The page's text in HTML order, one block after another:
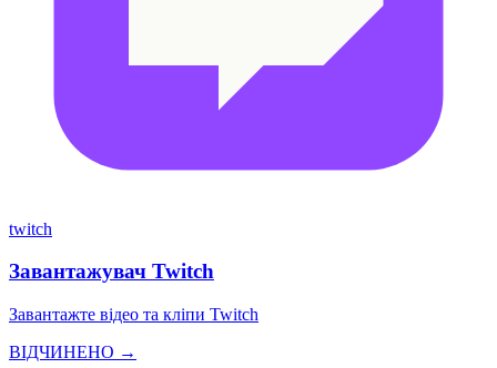
twitch
Завантажувач Twitch
Завантажте відео та кліпи Twitch
ВІДЧИНЕНО →